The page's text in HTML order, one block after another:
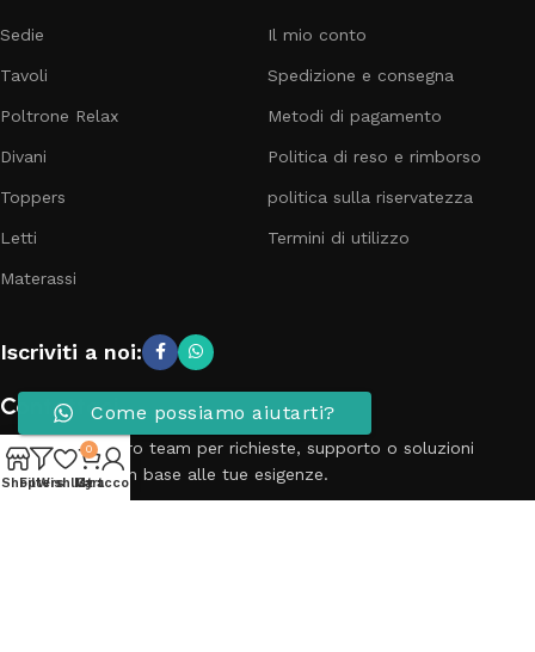
Sedie
Tavoli
Poltrone Relax
Divani
Toppers
Letti
Materassi
Il mio conto
Spedizione e consegna
Metodi di pagamento
Politica di reso e rimborso
politica sulla riservatezza
Termini di utilizzo
Iscriviti a noi:
Contattaci
Contatta il nostro team per richieste, supporto o soluzioni
personalizzate in base alle tue esigenze.
ShopFilters
Wishlist
0
Cart
My account
Come possiamo aiutarti?